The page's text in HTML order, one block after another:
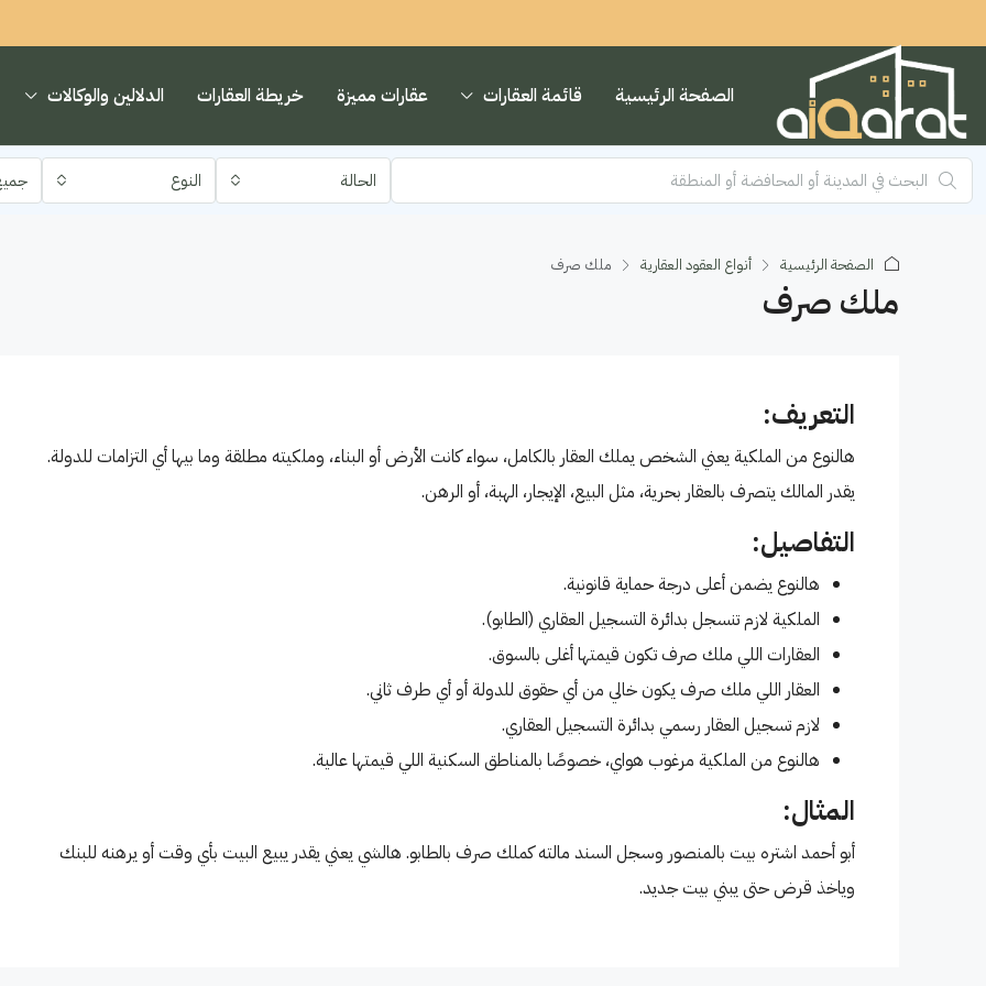
الصفحة الرئيسية قائمة العقارات عقارات مميزة خريطة العقارات الدلالين والوكالات
الحالة النوع
الصفحة الرئيسية أنواع العقود العقارية ملك صرف
ملك صرف
التعريف:
هالنوع من الملكية يعني الشخص يملك العقار بالكامل، سواء كانت الأرض أو البناء، وملكيته مطلقة وما بيها أي التزامات للدولة.
يقدر المالك يتصرف بالعقار بحرية، مثل البيع، الإيجار، الهبة، أو الرهن.
التفاصيل:
هالنوع يضمن أعلى درجة حماية قانونية.
الملكية لازم تنسجل بدائرة التسجيل العقاري (الطابو).
العقارات اللي ملك صرف تكون قيمتها أغلى بالسوق.
العقار اللي ملك صرف يكون خالي من أي حقوق للدولة أو أي طرف ثاني.
لازم تسجيل العقار رسمي بدائرة التسجيل العقاري.
هالنوع من الملكية مرغوب هواي، خصوصًا بالمناطق السكنية اللي قيمتها عالية.
المثال:
أبو أحمد اشتره بيت بالمنصور وسجل السند مالته كملك صرف بالطابو. هالشي يعني يقدر يبيع البيت بأي وقت أو يرهنه للبنك
وياخذ قرض حتى يبني بيت جديد.
$2,500,000
بابل(٥٦٠م²)السعر ٢٬٥٠٠مليون دولار
75
560 متر مربع
الفنادق, النزل والشقق الفندقية
زيونة, بغداد